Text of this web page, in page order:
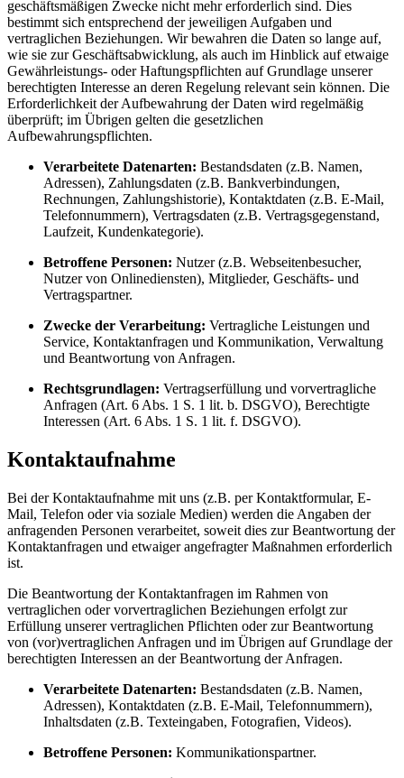
geschäftsmäßigen Zwecke nicht mehr erforderlich sind. Dies
bestimmt sich entsprechend der jeweiligen Aufgaben und
vertraglichen Beziehungen. Wir bewahren die Daten so lange auf,
wie sie zur Geschäftsabwicklung, als auch im Hinblick auf etwaige
Gewährleistungs- oder Haftungspflichten auf Grundlage unserer
berechtigten Interesse an deren Regelung relevant sein können. Die
Erforderlichkeit der Aufbewahrung der Daten wird regelmäßig
überprüft; im Übrigen gelten die gesetzlichen
Aufbewahrungspflichten.
Verarbeitete Datenarten: Bestandsdaten (z.B. Namen,
Adressen), Zahlungsdaten (z.B. Bankverbindungen,
Rechnungen, Zahlungshistorie), Kontaktdaten (z.B. E-Mail,
Telefonnummern), Vertragsdaten (z.B. Vertragsgegenstand,
Laufzeit, Kundenkategorie).
Betroffene Personen: Nutzer (z.B. Webseitenbesucher,
Nutzer von Onlinediensten), Mitglieder, Geschäfts- und
Vertragspartner.
Zwecke der Verarbeitung: Vertragliche Leistungen und
Service, Kontaktanfragen und Kommunikation, Verwaltung
und Beantwortung von Anfragen.
Rechtsgrundlagen: Vertragserfüllung und vorvertragliche
Anfragen (Art. 6 Abs. 1 S. 1 lit. b. DSGVO), Berechtigte
Interessen (Art. 6 Abs. 1 S. 1 lit. f. DSGVO).
Kontaktaufnahme
Bei der Kontaktaufnahme mit uns (z.B. per Kontaktformular, E-
Mail, Telefon oder via soziale Medien) werden die Angaben der
anfragenden Personen verarbeitet, soweit dies zur Beantwortung der
Kontaktanfragen und etwaiger angefragter Maßnahmen erforderlich
ist.
Die Beantwortung der Kontaktanfragen im Rahmen von
vertraglichen oder vorvertraglichen Beziehungen erfolgt zur
Erfüllung unserer vertraglichen Pflichten oder zur Beantwortung
von (vor)vertraglichen Anfragen und im Übrigen auf Grundlage der
berechtigten Interessen an der Beantwortung der Anfragen.
Verarbeitete Datenarten: Bestandsdaten (z.B. Namen,
Adressen), Kontaktdaten (z.B. E-Mail, Telefonnummern),
Inhaltsdaten (z.B. Texteingaben, Fotografien, Videos).
Betroffene Personen: Kommunikationspartner.